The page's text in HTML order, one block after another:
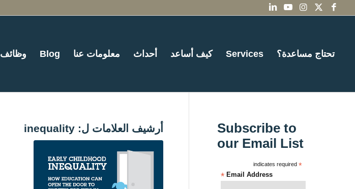
تحتاج مساعدة؟ Services كيف أساعد أحداث معلومات عنا Blog وظائف
أرشيف العلامات ل:inequality
Subscribe to
our Email List
*
indicates required
Email Address
*